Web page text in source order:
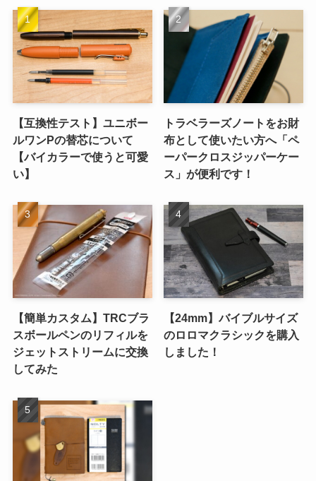
【互換性テスト】ユニボー
ルワンPの替芯について
【バイカラーで使うと可愛
い】
トラベラーズノートをお財
布として使いたい方へ「ペ
ーパークロスジッパーケー
ス」が便利です！
【簡単カスタム】TRCブラ
スボールペンのリフィルを
ジェットストリームに交換
してみた
【24mm】バイブルサイズ
のロロマクラシックを購入
しました！